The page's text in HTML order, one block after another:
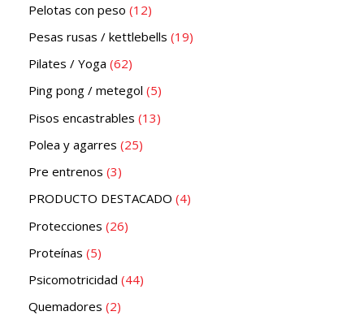
Pelotas con peso 12
Pesas rusas / kettlebells 19
Pilates / Yoga 62
Ping pong / metegol 5
Pisos encastrables 13
Polea y agarres 25
Pre entrenos 3
PRODUCTO DESTACADO 4
Protecciones 26
Proteínas 5
Psicomotricidad 44
Quemadores 2